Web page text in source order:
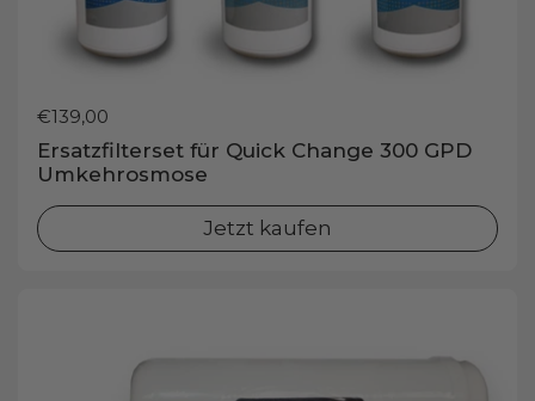
Preis:
€139,00
Ersatzfilterset für Quick Change 300 GPD
Umkehrosmose
Jetzt kaufen